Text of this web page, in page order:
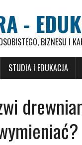
-
BIZNESU I
STUDIA I EDUKACJA